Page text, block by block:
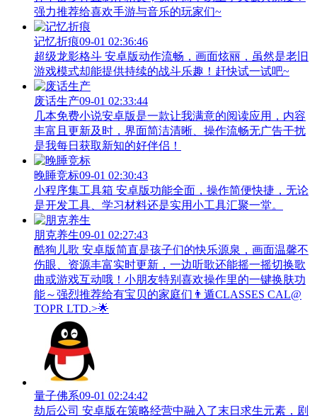
强力推荐给喜欢手游与音乐的玩家们~
记忆折痕09-01 02:36:46
超级龙影格斗 安卓版动作流畅，画面炫丽，虽然是老旧
游戏模式却能提供持续的战斗乐趣！赶快试一试吧~
废话生产09-01 02:33:44
几本免费小说安卓版是一款让我满意的阅读应用，内容
丰富且更新及时，界面简洁清晰、操作流畅无广告干扰
是我每日获取新知的好伴侣！
晚睡竞标09-01 02:30:43
小程序集工具箱 安卓版功能全面，操作简便快捷，无论
是开发工具、学习材料还是实用小工具汇聚一堂。
朋克养生09-01 02:27:43
酷狗儿歌 安卓版简直是孩子们的快乐源泉，画面温馨不
伤眼、资源丰富实时更新，一边听歌还能摇一摇切换歌
曲或游戏互动哦！小朋友特别喜欢操作里的一键换肤功
能～强烈推荐给有宝贝的家庭们👨‍遁️CLASSES CAL@
TOPR LTD.>🌟
量子佛系09-01 02:24:42
劫后公司 安卓版在策略经营中融入了末日求生元素，剧